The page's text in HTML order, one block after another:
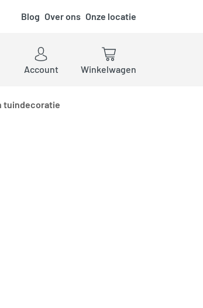
Blog Over ons Onze locatie
Account
Winkelwagen
tuindecoratie